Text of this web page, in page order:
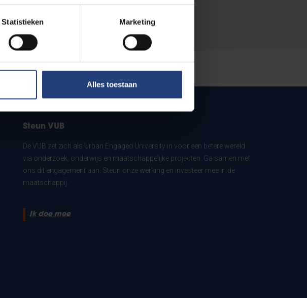
Statistieken Marketing
Alles toestaan
Steun VUB
De VUB zet zich als Urban Engaged University in voor een betere wereld
via onderzoek, onderwijs en maatschappelijke projecten. Ga samen met
ons dit engagement aan. Steun onze werking en investeer mee in de
maatschappij.
Ik doe mee